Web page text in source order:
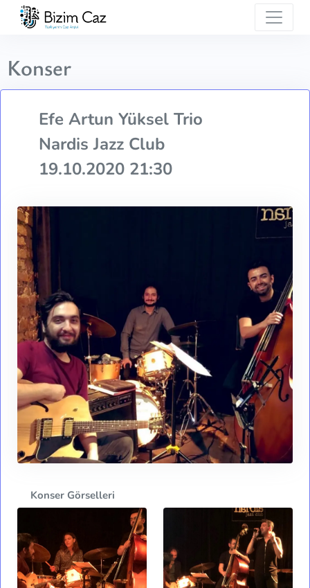
Konser
Efe Artun Yüksel Trio
Nardis Jazz Club
19.10.2020 21:30
Konser Görselleri